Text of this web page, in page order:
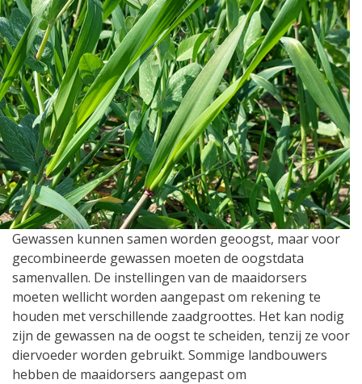
Gewassen kunnen samen worden geoogst, maar voor
gecombineerde gewassen moeten de oogstdata
samenvallen. De instellingen van de maaidorsers
moeten wellicht worden aangepast om rekening te
houden met verschillende zaadgroottes. Het kan nodig
zijn de gewassen na de oogst te scheiden, tenzij ze voor
diervoeder worden gebruikt. Sommige landbouwers
hebben de maaidorsers aangepast om